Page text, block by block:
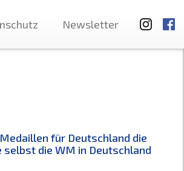
Newsletter
für Deutschland die
selbst die WM in Deutschland